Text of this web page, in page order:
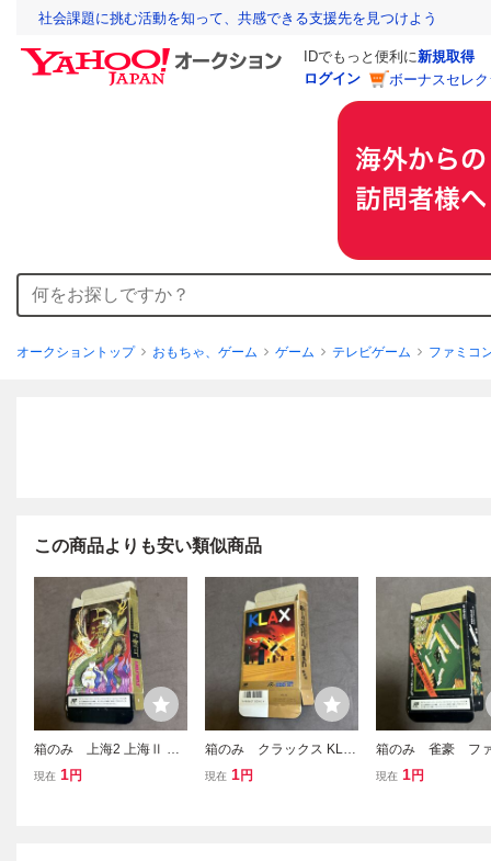
社会課題に挑む活動を知って、共感できる支援先を見つけよう
IDでもっと便利に新規取得
ログイン
ボーナスセレ
オークショントップ おもちゃ、ゲーム ゲーム テレビゲーム ファミコ
この商品よりも安い類似商品
箱のみ 上海2 上海Ⅱ フ
ァミコン
現在 1円
箱のみ クラックス KLA
X ファミコン
現在 1円
箱のみ 雀豪 フ
ン
現在 1円